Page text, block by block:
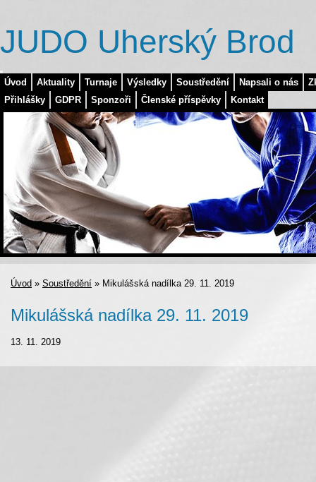
Úvod Aktuality Turnaje Výsledky Soustředění Napsali o nás
Přihlášky
GDPR Sponzoři Členské příspěvky Kontakt
JUDO Uherský Brod
Úvod » Soustředění » Mikulášská nadílka 29. 11. 2019
Mikulášská nadílka 29. 11. 2019
13. 11. 2019